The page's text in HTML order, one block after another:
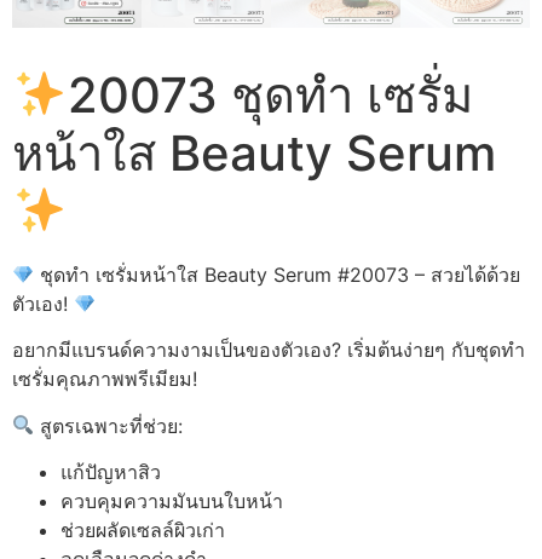
20073 ชุดทำ เซรั่ม
หน้าใส Beauty Serum
ชุดทำ เซรั่มหน้าใส Beauty Serum #20073 – สวยได้ด้วย
ตัวเอง!
อยากมีแบรนด์ความงามเป็นของตัวเอง? เริ่มต้นง่ายๆ กับชุดทำ
เซรั่มคุณภาพพรีเมียม!
สูตรเฉพาะที่ช่วย:
แก้ปัญหาสิว
ควบคุมความมันบนใบหน้า
ช่วยผลัดเซลล์ผิวเก่า